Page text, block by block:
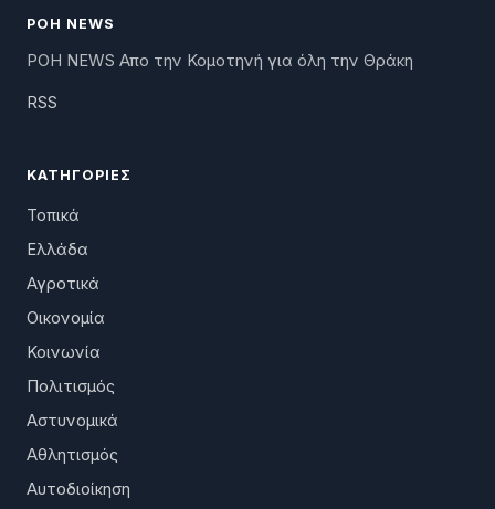
ΡΟΗ NEWS
ΡΟΗ NEWS Απο την Κομοτηνή για όλη την Θράκη
RSS
ΚΑΤΗΓΟΡΊΕΣ
Τοπικά
Ελλάδα
Αγροτικά
Οικονομία
Κοινωνία
Πολιτισμός
Αστυνομικά
Αθλητισμός
Αυτοδιοίκηση